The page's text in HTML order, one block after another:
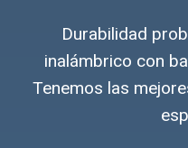
Durabilidad
inalámbrico con
Tenemos las